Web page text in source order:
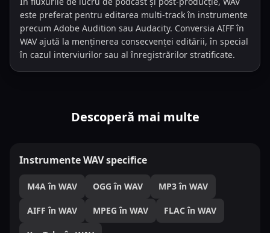
este preferat pentru editarea multi-track în instrumente
precum Adobe Audition sau Audacity. Conversia AIFF în
WAV ajută la menținerea consecvenței editării, în special
în cazul interviurilor sau al înregistrărilor stratificate.
Descoperă mai multe
Instrumente WAV specifice
M4A în WAV OGG în WAV MP3 în WAV
AIFF în WAV MPEG în WAV FLAC în WAV